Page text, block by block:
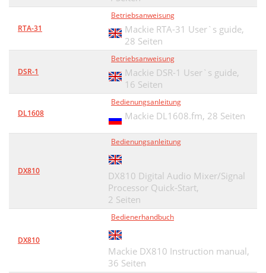
RTA-31
Betriebsanweisung
Mackie RTA-31 User`s guide,
28 Seiten
DSR-1
Betriebsanweisung
Mackie DSR-1 User`s guide,
16 Seiten
DL1608
Bedienungsanleitung
Mackie DL1608.fm, 28 Seiten
DX810
Bedienungsanleitung
DX810 Digital Audio Mixer/Signal
Processor Quick-Start,
2 Seiten
DX810
Bedienerhandbuch
Mackie DX810 Instruction manual,
36 Seiten